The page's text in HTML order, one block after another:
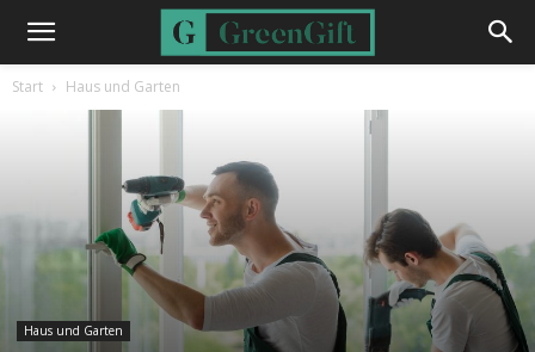
Start Haus und Garten
Haus und Garten